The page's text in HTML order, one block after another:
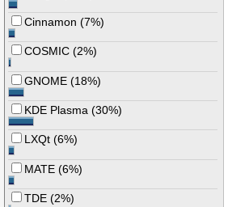
Cinnamon (7%)
COSMIC (2%)
GNOME (18%)
KDE Plasma (30%)
LXQt (6%)
MATE (6%)
TDE (2%)